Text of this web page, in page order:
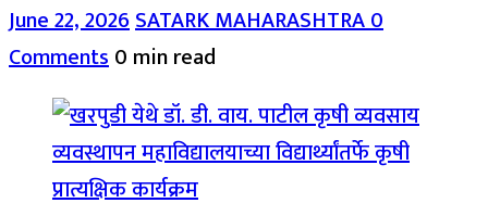
June 22, 2026SATARK MAHARASHTRA0
Comments0 min read